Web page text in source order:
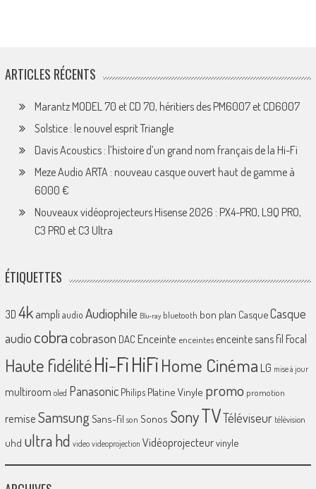
ARTICLES RÉCENTS
Marantz MODEL 70 et CD 70, héritiers des PM6007 et CD6007
Solstice : le nouvel esprit Triangle
Davis Acoustics : l’histoire d’un grand nom français de la Hi-Fi
Meze Audio ARTA : nouveau casque ouvert haut de gamme à
6000 €
Nouveaux vidéoprojecteurs Hisense 2026 : PX4-PRO, L9Q PRO,
C3 PRO et C3 Ultra
ÉTIQUETTES
3D 4k ampliaudio Audiophile Blu-ray bluetooth bon plan CasqueCasque
audio cobracobrason DAC Enceinte enceintes enceinte sans fil Focal
Haute fidélitéHi-FiHiFiHome Cinéma LG mise à jour
multiroom oled Panasonic Philips Platine Vinyle promo promotion
remiseSamsungSans-fil son Sonos SonyTVTéléviseur télévision
uhd ultra hd video videoprojection Vidéoprojecteurvinyle